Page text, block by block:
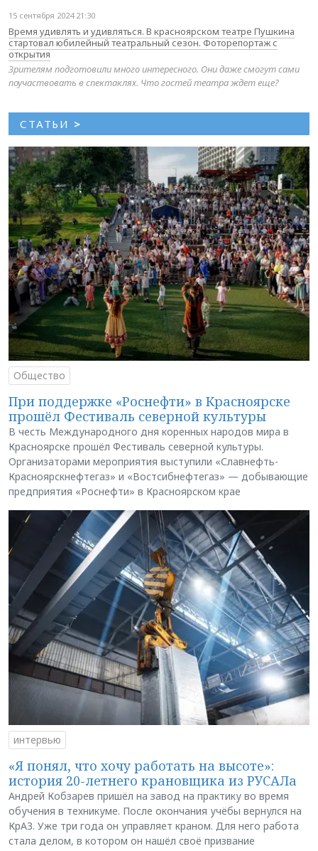
15 сентября 2024 21:30
Время удивлять и удивляться. В красноярском театре Пушкина
стартовал юбилейный театральный сезон. Фоторепортаж с
открытия
Зрителям подготовили много интересного. Они даже смогут сами
поучаствовать в спектаклях. Что гостей театра ждет еще?
СТАТЬИ >
Общество
При поддержке «Роснефти» в Красноярске
прошёл Фестиваль северной культуры
В честь Международного дня коренных народов мира в
Красноярске прошёл Фестиваль северной культуры.
Организаторами мероприятия выступили «Славнефть-
Красноярскнефтегаз» и «Востсибнефтегаз» — добывающие
предприятия «Роснефти» в Красноярском крае
интервью
«Я понял, что хочу работать на высоте»:
история 20-летнего крановщика из РУСАЛа
Андрей Кобзарев пришёл на завод на практику во время
обучения в техникуме. После окончания учёбы вернулся на
КрАЗ. Уже три года он управляет краном. Для него работа
стала делом, в котором он нашёл своё призвание